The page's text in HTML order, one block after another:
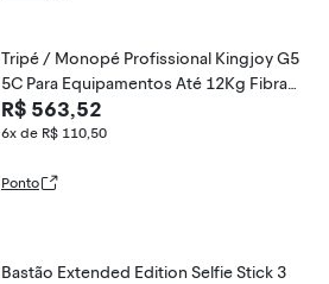
Tripé / Monopé Profissional Kingjoy G5
5C Para Equipamentos Até 12Kg Fibra
De Carbono
R$ 563,52
6x de R$ 110,50
Ponto
Bastão Extended Edition Selfie Stick 3